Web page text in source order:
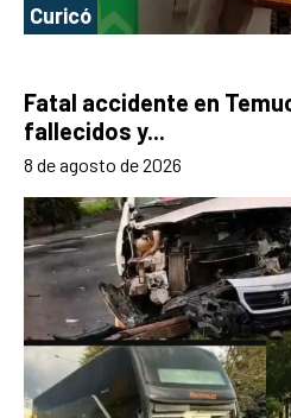
Curicó
Fatal accidente en
fallecidos y...
8 de agosto de 2026